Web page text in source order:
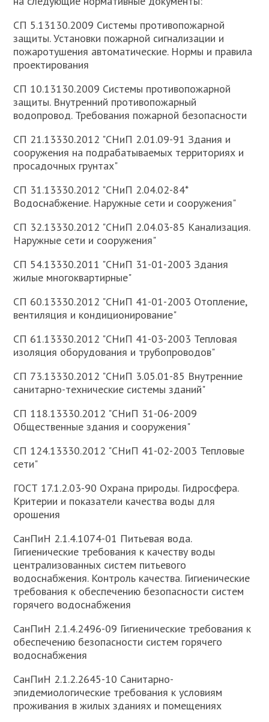
СП 5.13130.2009 Системы противопожарной
защиты. Установки пожарной сигнализации и
пожаротушения автоматические. Нормы и правила
проектирования
СП 10.13130.2009 Системы противопожарной
защиты. Внутренний противопожарный
водопровод. Требования пожарной безопасности
СП 21.13330.2012 "СНиП 2.01.09-91 Здания и
сооружения на подрабатываемых территориях и
просадочных грунтах"
СП 31.13330.2012 "СНиП 2.04.02-84*
Водоснабжение. Наружные сети и сооружения"
СП 32.13330.2012 "СНиП 2.04.03-85 Канализация.
Наружные сети и сооружения"
СП 54.13330.2011 "СНиП 31-01-2003 Здания
жилые многоквартирные"
СП 60.13330.2012 "СНиП 41-01-2003 Отопление,
вентиляция и кондиционирование"
СП 61.13330.2012 "СНиП 41-03-2003 Тепловая
изоляция оборудования и трубопроводов"
СП 73.13330.2012 "СНиП 3.05.01-85 Внутренние
санитарно-технические системы зданий"
СП 118.13330.2012 "СНиП 31-06-2009
Общественные здания и сооружения"
СП 124.13330.2012 "СНиП 41-02-2003 Тепловые
сети"
ГОСТ 17.1.2.03-90 Охрана природы. Гидросфера.
Критерии и показатели качества воды для
орошения
СанПиН 2.1.4.1074-01 Питьевая вода.
Гигиенические требования к качеству воды
централизованных систем питьевого
водоснабжения. Контроль качества. Гигиенические
требования к обеспечению безопасности систем
горячего водоснабжения
СанПиН 2.1.4.2496-09 Гигиенические требования к
обеспечению безопасности систем горячего
водоснабжения
СанПиН 2.1.2.2645-10 Санитарно-
эпидемиологические требования к условиям
проживания в жилых зданиях и помещениях